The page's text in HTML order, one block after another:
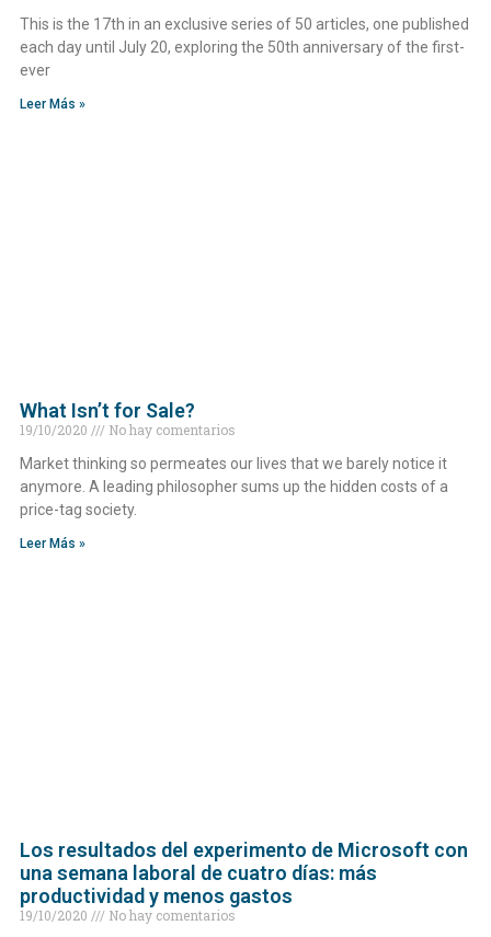
This is the 17th in an exclusive series of 50 articles, one published
each day until July 20, exploring the 50th anniversary of the first-
ever
Leer Más »
What Isn’t for Sale?
19/10/2020
No hay comentarios
Market thinking so permeates our lives that we barely notice it
anymore. A leading philosopher sums up the hidden costs of a
price-tag society.
Leer Más »
Los resultados del experimento de Microsoft con
una semana laboral de cuatro días: más
productividad y menos gastos
19/10/2020 No hay comentarios